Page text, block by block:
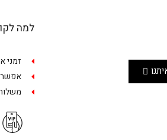
למה
זמני
אפשרות עד 12